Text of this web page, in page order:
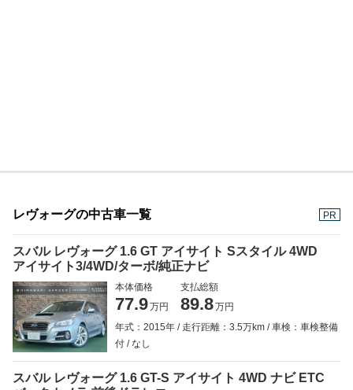
レヴォーグの中古車一覧 PR
スバル レヴォーグ 1.6 GT アイサイト Sスタイル 4WD
アイサイト3/4WD/ターボ/純正ナビ
本体価格
77.9万円
支払総額
89.8万円
年式：2015年
走行距離：3.5万km
車検：車検整備
付
なし
スバル レヴォーグ 1.6 GT-S アイサイト 4WD ナビ ETC